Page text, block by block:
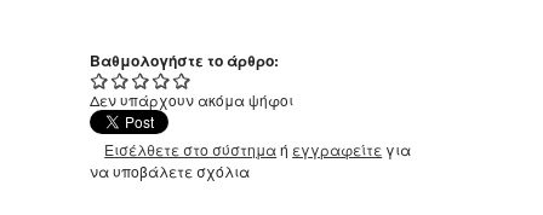
Βαθμολογήστε το άρθρο:
Δεν υπάρχουν ακόμα ψήφοι
Εισέλθετε στο σύστημαή εγγραφείτε για
να υποβάλετε σχόλια